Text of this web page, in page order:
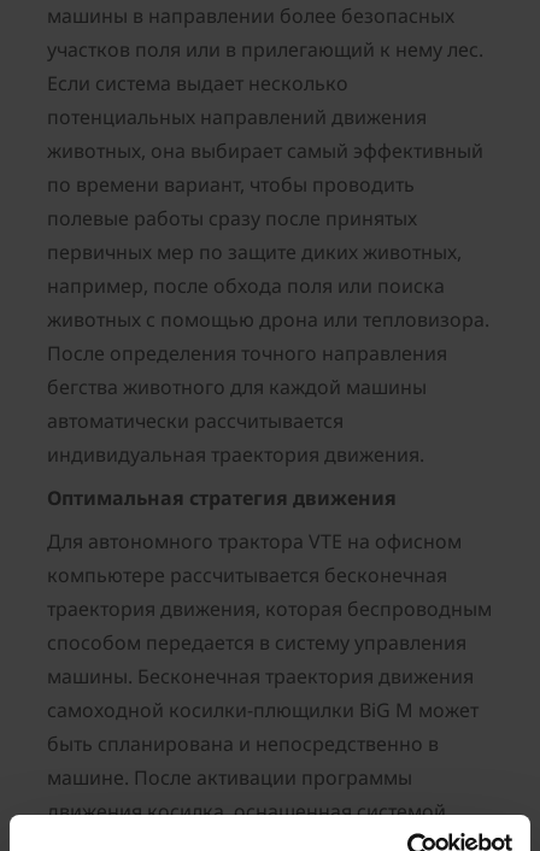
машины в направлении более безопасных
участков поля или в прилегающий к нему лес.
Если система выдает несколько
потенциальных направлений движения
животных, она выбирает самый эффективный
по времени вариант, чтобы проводить
полевые работы сразу после принятых
первичных мер по защите диких животных,
например, после обхода поля или поиска
животных с помощью дрона или тепловизора.
После определения точного направления
бегства животного для каждой машины
автоматически рассчитывается
индивидуальная траектория движения.
Оптимальная стратегия движения
Для автономного трактора VTE на офисном
компьютере рассчитывается бесконечная
траектория движения, которая беспроводным
способом передается в систему управления
машины. Бесконечная траектория движения
самоходной косилки-плющилки BiG M может
быть спланирована и непосредственно в
машине. После активации программы
движения косилка, оснащенная системой
управления GPS Guidance, в полностью